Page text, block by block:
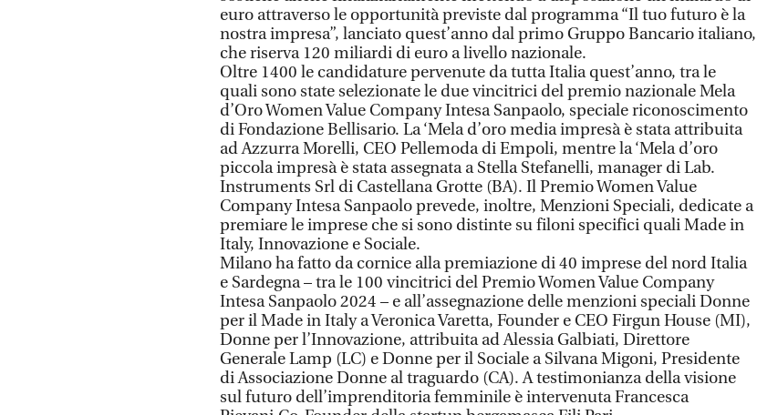
euro attraverso le opportunità previste dal programma “Il tuo futuro è la
nostra impresa”, lanciato quest’anno dal primo Gruppo Bancario italiano,
che riserva 120 miliardi di euro a livello nazionale.
Oltre 1400 le candidature pervenute da tutta Italia quest’anno, tra le
quali sono state selezionate le due vincitrici del premio nazionale Mela
d’Oro Women Value Company Intesa Sanpaolo, speciale riconoscimento
di Fondazione Bellisario. La ‘Mela d’oro media impresà è stata attribuita
ad Azzurra Morelli, CEO Pellemoda di Empoli, mentre la ‘Mela d’oro
piccola impresà è stata assegnata a Stella Stefanelli, manager di Lab.
Instruments Srl di Castellana Grotte (BA). Il Premio Women Value
Company Intesa Sanpaolo prevede, inoltre, Menzioni Speciali, dedicate a
premiare le imprese che si sono distinte su filoni specifici quali Made in
Italy, Innovazione e Sociale.
Milano ha fatto da cornice alla premiazione di 40 imprese del nord Italia
e Sardegna – tra le 100 vincitrici del Premio Women Value Company
Intesa Sanpaolo 2024 – e all’assegnazione delle menzioni speciali Donne
per il Made in Italy a Veronica Varetta, Founder e CEO Firgun House (MI),
Donne per l’Innovazione, attribuita ad Alessia Galbiati, Direttore
Generale Lamp (LC) e Donne per il Sociale a Silvana Migoni, Presidente
di Associazione Donne al traguardo (CA). A testimonianza della visione
sul futuro dell’imprenditoria femminile è intervenuta Francesca